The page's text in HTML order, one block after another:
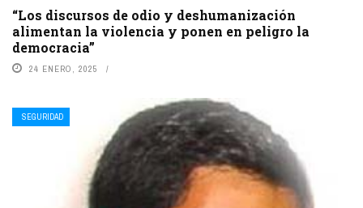
“Los discursos de odio y deshumanización
alimentan la violencia y ponen en peligro la
democracia”
24 ENERO, 2025
SEGURIDAD